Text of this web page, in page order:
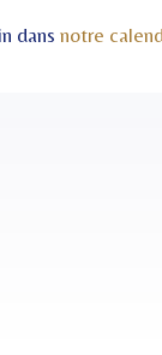
dansnotre